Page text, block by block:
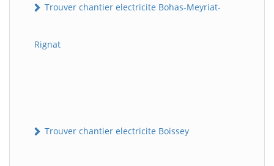
Trouver chantier electricite Bohas-Meyriat-
Rignat
Trouver chantier electricite Boissey